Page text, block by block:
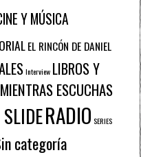
Y MÚSICA
EL RINCÓN DE DANIEL
Interview LIBROS Y
ESCUCHAS
RADIO SERIES
categoría